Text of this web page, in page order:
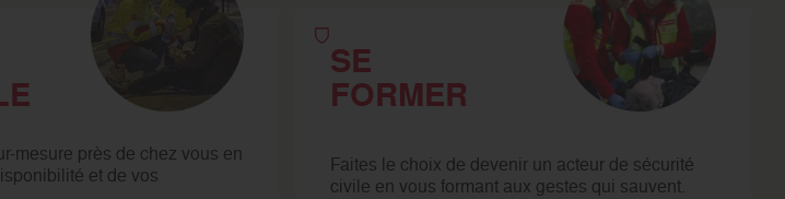
mesure près de chez vous en
et de vos
SE
FORMER
Faites le choix de devenir un acteur de sécurité
civile en vous formant aux gestes qui sauvent.